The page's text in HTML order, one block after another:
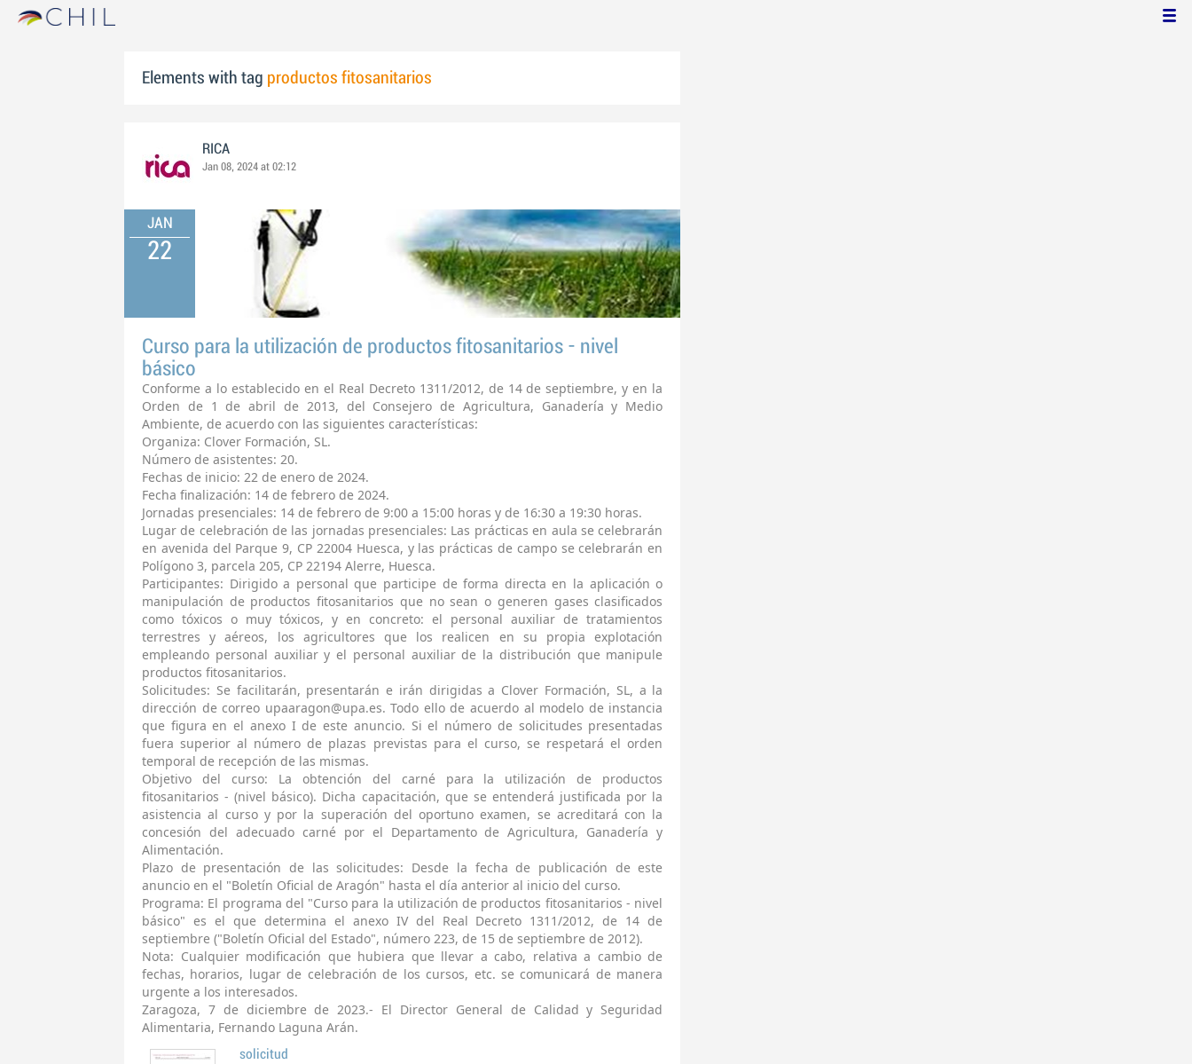
Elements with tag productos fitosanitarios
RICA
Jan 08, 2024 at 02:12
JAN
22
Curso para la utilización de productos fitosanitarios - nivel
básico
Conforme a lo establecido en el Real Decreto 1311/2012, de 14 de septiembre, y en la
Orden de 1 de abril de 2013, del Consejero de Agricultura, Ganadería y Medio
Ambiente, de acuerdo con las siguientes características:
Organiza: Clover Formación, SL.
Número de asistentes: 20.
Fechas de inicio: 22 de enero de 2024.
Fecha finalización: 14 de febrero de 2024.
Jornadas presenciales: 14 de febrero de 9:00 a 15:00 horas y de 16:30 a 19:30 horas.
Lugar de celebración de las jornadas presenciales: Las prácticas en aula se celebrarán
en avenida del Parque 9, CP 22004 Huesca, y las prácticas de campo se celebrarán en
Polígono 3, parcela 205, CP 22194 Alerre, Huesca.
Participantes: Dirigido a personal que participe de forma directa en la aplicación o
manipulación de productos fitosanitarios que no sean o generen gases clasificados
como tóxicos o muy tóxicos, y en concreto: el personal auxiliar de tratamientos
terrestres y aéreos, los agricultores que los realicen en su propia explotación
empleando personal auxiliar y el personal auxiliar de la distribución que manipule
productos fitosanitarios.
Solicitudes: Se facilitarán, presentarán e irán dirigidas a Clover Formación, SL, a la
dirección de correo upaaragon@upa.es. Todo ello de acuerdo al modelo de instancia
que figura en el anexo I de este anuncio. Si el número de solicitudes presentadas
fuera superior al número de plazas previstas para el curso, se respetará el orden
temporal de recepción de las mismas.
Objetivo del curso: La obtención del carné para la utilización de productos
fitosanitarios - (nivel básico). Dicha capacitación, que se entenderá justificada por la
asistencia al curso y por la superación del oportuno examen, se acreditará con la
concesión del adecuado carné por el Departamento de Agricultura, Ganadería y
Alimentación.
Plazo de presentación de las solicitudes: Desde la fecha de publicación de este
anuncio en el "Boletín Oficial de Aragón" hasta el día anterior al inicio del curso.
Programa: El programa del "Curso para la utilización de productos fitosanitarios - nivel
básico" es el que determina el anexo IV del Real Decreto 1311/2012, de 14 de
septiembre ("Boletín Oficial del Estado", número 223, de 15 de septiembre de 2012).
Nota: Cualquier modificación que hubiera que llevar a cabo, relativa a cambio de
fechas, horarios, lugar de celebración de los cursos, etc. se comunicará de manera
urgente a los interesados.
Zaragoza, 7 de diciembre de 2023.- El Director General de Calidad y Seguridad
Alimentaria, Fernando Laguna Arán.
solicitud